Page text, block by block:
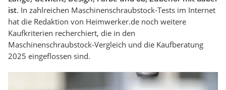
ist. In zahlreichen Maschinenschraubstock-Tests im Internet
hat die Redaktion von Heimwerker.de noch weitere
Kaufkriterien recherchiert, die in den
Maschinenschraubstock-Vergleich und die Kaufberatung
2025 eingeflossen sind.